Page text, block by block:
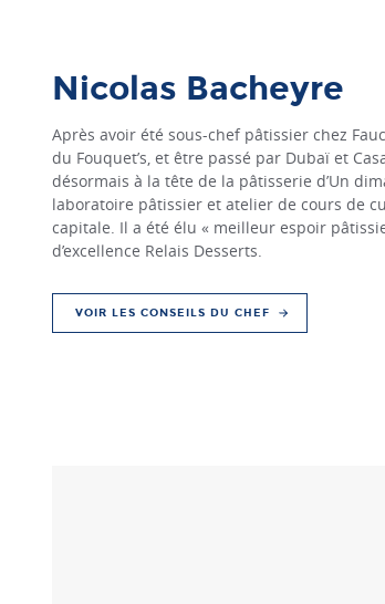
Nicolas Bacheyre
Après avoir été sous-chef pâtissier chez
du Fouquet’s, et être passé par Dubaï et
désormais à la tête de la pâtisserie d’Un
laboratoire pâtissier et atelier de cours de
capitale. Il a été élu « meilleur espoir
d’excellence Relais Desserts.
VOIR LES CONSEILS DU CHEF